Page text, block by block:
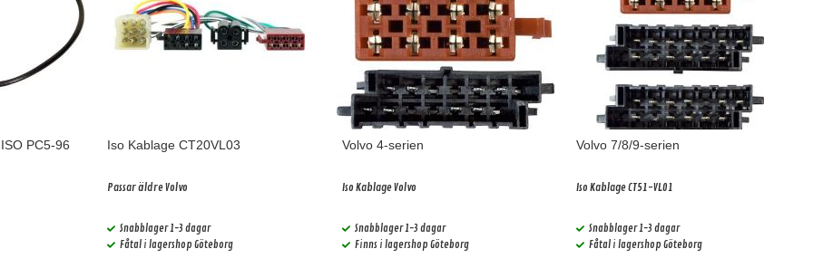
PC5-96 Iso Kablage CT20VL03
Passar äldre Volvo
Snabblager 1-3 dagar
Fåtal i lagershop Göteborg
Volvo 4-serien
Iso Kablage Volvo
Snabblager 1-3 dagar
Finns i lagershop Göteborg
Volvo 7/8/9-serien
Iso Kablage CT51-VL01
Snabblager 1-3 dagar
Fåtal i lagershop Göteborg